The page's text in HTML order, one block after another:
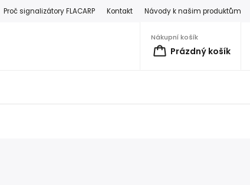
Proč signalizátory FLACARP Kontakt Návody k našim produktům
Nákupní košík
Prázdný košík